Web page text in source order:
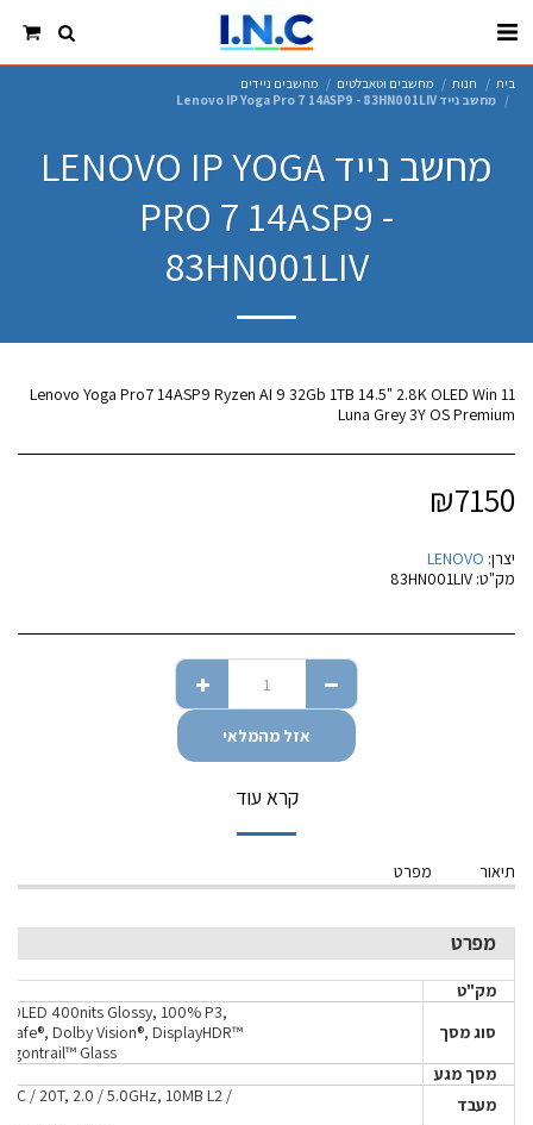
בית חנות מחשבים וטאבלטים
מחשבים ניידים
מחשב נייד Lenovo IP Yoga Pro 7 14ASP9 - 83HN001LIV
מחשב נייד LENOVO IP YOGA
PRO 7 14ASP9 -
83HN001LIV
Lenovo Yoga Pro7 14ASP9 Ryzen AI 9 32Gb 1TB 14.5" 2.8K OLED Win 11
Luna Grey 3Y OS Premium
₪7150
יצרן: LENOVO
מק"ט: 83HN001LIV
אזל מהמלאי
קרא עוד
תיאור מפרט
מפרט
מק"ט
סוג מסך
OLED 400nits Glossy, 100% P3,
Dolby Vision®, DisplayHDR™
Glass
מסך מגע
מעבד
/ 20T, 2.0 / 5.0GHz, 10MB L2 /